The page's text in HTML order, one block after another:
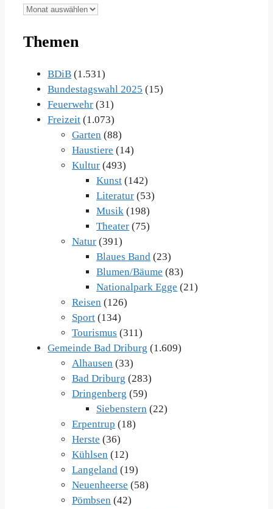
Unsere
im
Themen
BDiB (1.531)
Bundestagswahl 2025 (15)
Feuerwehr (31)
Freizeit (1.073)
Garten (88)
Haustiere (14)
Kultur (493)
Kunst (142)
Literatur (53)
Musik (198)
Theater (75)
Natur (391)
Blaues Band (23)
Blumen/Bäume (83)
Nationalpark Egge (21)
Reisen (126)
Sport (134)
Tourismus (311)
Gemeinde Bad Driburg (1.609)
Alhausen (33)
Bad Driburg (283)
Dringenberg (59)
Siebenstern (22)
Erpentrup (18)
Herste (36)
Kühlsen (12)
Langeland (19)
Neuenheerse (58)
Pömbsen (42)